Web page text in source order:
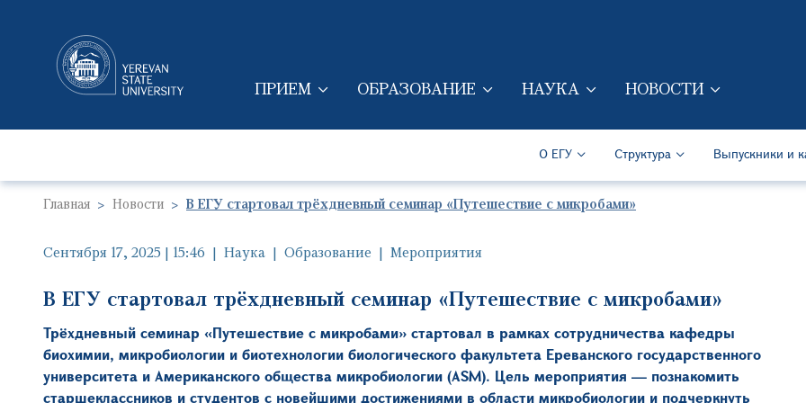
MAIN NAVIGATION (RUS)
ПРИЕМ ОБРАЗОВАНИЕ НАУКА НОВОСТИ
Secondary Navigation
О ЕГУ Структура Выпускники и
Главная Новости В ЕГУ стартовал трёхдневный семинар «Путешествие с микробами»
Сентября 17, 2025 | 15:46 Наука Образование Мероприятия
В ЕГУ стартовал трёхдневный семинар «Путешествие с микробами»
Трёхдневный семинар «Путешествие с микробами» стартовал в рамках сотрудничества кафедры
биохимии, микробиологии и биотехнологии биологического факультета Ереванского государственного
университета и Американского общества микробиологии (ASM). Цель мероприятия — познакомить
старшеклассников и студентов с новейшими достижениями в области микробиологии и подчеркнуть